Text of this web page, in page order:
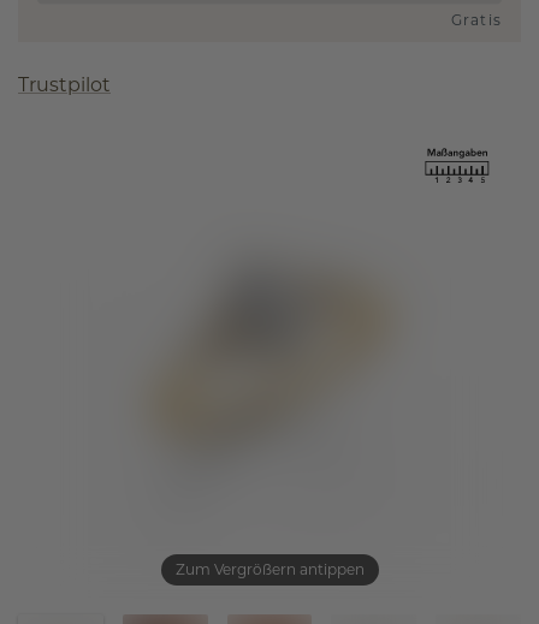
Zum Vergrößern antippen
Gratis
Trustpilot